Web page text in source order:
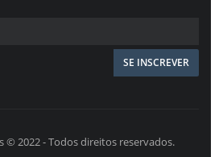
© 2022 - Todos direitos reservados.